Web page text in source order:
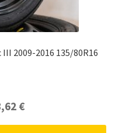
2009-2016 135/80R16
€